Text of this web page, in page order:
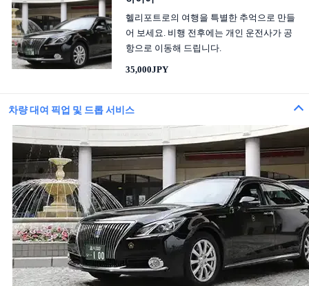
헬리포트로의 여행을 특별한 추억으로 만들
어 보세요. 비행 전후에는 개인 운전사가 공
항으로 이동해 드립니다.
35,000JPY
차량 대여 픽업 및 드롭 서비스